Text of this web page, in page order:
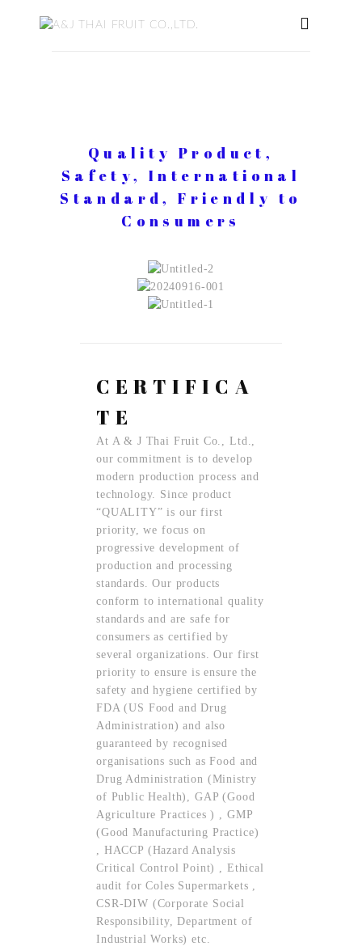
Quality Product,
Safety, International
Standard, Friendly to
Consumers
CERTIFICA
TE
At A & J Thai Fruit Co., Ltd.,
our commitment is to develop
modern production process and
technology. Since product
“QUALITY” is our first
priority, we focus on
progressive development of
production and processing
standards. Our products
conform to international quality
standards and are safe for
consumers as certified by
several organizations. Our first
priority to ensure is ensure the
safety and hygiene certified by
FDA (US Food and Drug
Administration) and also
guaranteed by recognised
organisations such as Food and
Drug Administration (Ministry
of Public Health), GAP (Good
Agriculture Practices ) , GMP
(Good Manufacturing Practice)
, HACCP (Hazard Analysis
Critical Control Point) , Ethical
audit for Coles Supermarkets ,
CSR-DIW (Corporate Social
Responsibility, Department of
Industrial Works) etc.